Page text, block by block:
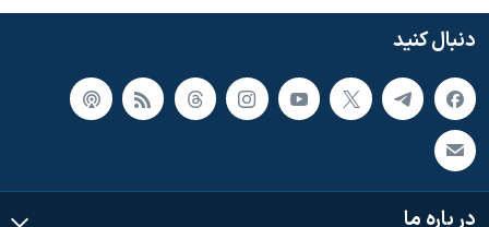
دنبال کنید
در باره ما